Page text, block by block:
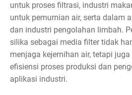
untuk proses filtrasi, industri
untuk pemurnian air, serta dalam
dan industri pengolahan limbah.
silika sebagai media filter tidak
menjaga kejernihan air, tetapi
efisiensi proses produksi dan
aplikasi industri.